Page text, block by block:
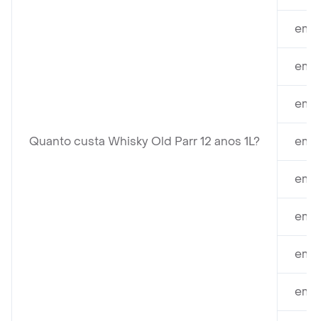
Quanto custa Whisky Old Parr 12 anos 1L?
em
em
em
em
em
em
em
em